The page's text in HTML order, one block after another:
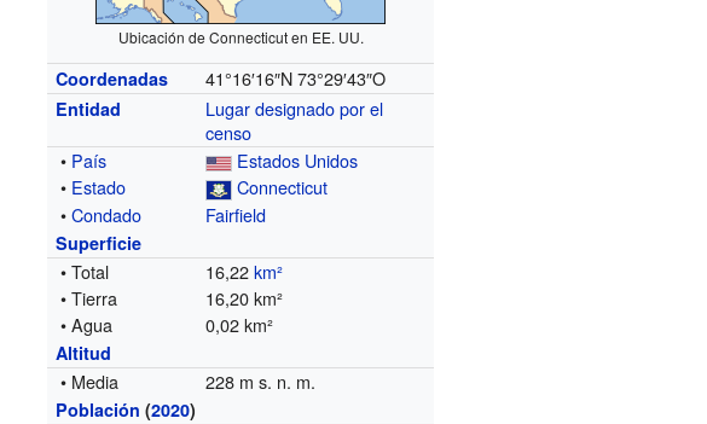
Ubicación de Connecticut en EE. UU.
Coordenadas 41°16′16″N 73°29′43″O
Entidad
Lugar designado por el
censo
• País
Estados Unidos
• Estado
Connecticut
•Condado Fairfield
Superficie
• Total 16,22km²
• Tierra
16,20 km²
• Agua
0,02 km²
Altitud
• Media 228 m s. n. m.
Población (2020)